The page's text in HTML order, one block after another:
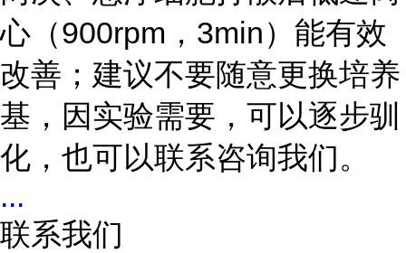
心（900rpm，3min）能有效
改善；建议不要随意更换培养
基，因实验需要，可以逐步驯
化，也可以联系咨询我们。
...
联系我们